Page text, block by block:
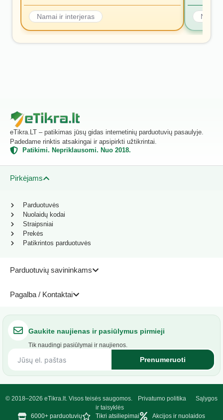
Namai ir interjeras
eTikra.LT – patikimas jūsų gidas internetinių parduotuvių pasaulyje.
Padedame rinktis atsakingai ir apsipirkti užtikrintai.
Patikimi. Nepriklausomi. Nuo 2018.
Pirkėjams
Parduotuvių savininkams
Pagalba / Kontaktai
Parduotuvės
Nuolaidų kodai
Straipsniai
Prekės
Patikrintos parduotuvės
Gaukite naujienas ir pasiūlymus pirmieji
Tik naudingi pasiūlymai ir naujienos.
Prenumeruoti
© 2018–2026 eTikra.lt. Visos teisės saugomos. Privatumo politika
Sąlygos
ir taisyklės
6000+ parduotuvių
Tikri atsiliepimai Akcijos ir nuolaidos